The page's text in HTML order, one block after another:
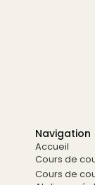
Navigation
Accueil
Cours de
Cours de